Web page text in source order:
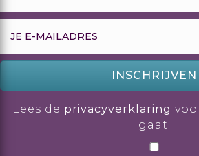
INSCHRIJVEN
Lees de privacyverklaring
gaat.